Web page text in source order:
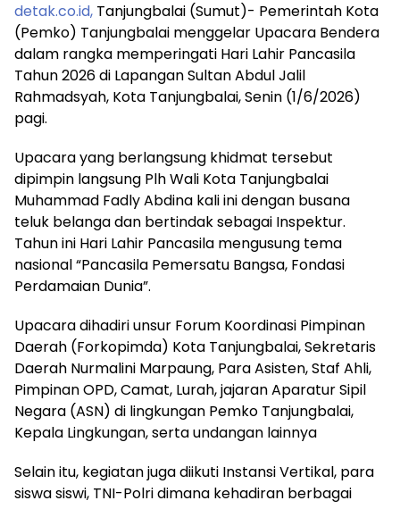
detak.co.id, Tanjungbalai (Sumut)- Pemerintah Kota
(Pemko) Tanjungbalai menggelar Upacara Bendera
dalam rangka memperingati Hari Lahir Pancasila
Tahun 2026 di Lapangan Sultan Abdul Jalil
Rahmadsyah, Kota Tanjungbalai, Senin (1/6/2026)
pagi.
Upacara yang berlangsung khidmat tersebut
dipimpin langsung Plh Wali Kota Tanjungbalai
Muhammad Fadly Abdina kali ini dengan busana
teluk belanga dan bertindak sebagai Inspektur.
Tahun ini Hari Lahir Pancasila mengusung tema
nasional “Pancasila Pemersatu Bangsa, Fondasi
Perdamaian Dunia”.
Upacara dihadiri unsur Forum Koordinasi Pimpinan
Daerah (Forkopimda) Kota Tanjungbalai, Sekretaris
Daerah Nurmalini Marpaung, Para Asisten, Staf Ahli,
Pimpinan OPD, Camat, Lurah, jajaran Aparatur Sipil
Negara (ASN) di lingkungan Pemko Tanjungbalai,
Kepala Lingkungan, serta undangan lainnya
Selain itu, kegiatan juga diikuti Instansi Vertikal, para
siswa siswi, TNI-Polri dimana kehadiran berbagai